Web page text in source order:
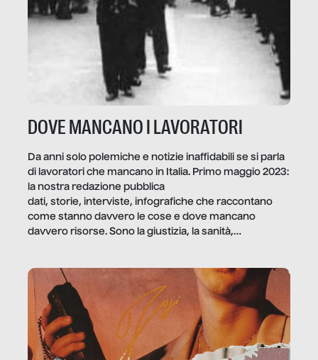
DOVE MANCANO I LAVORATORI
Da anni solo polemiche e notizie inaffidabili se si parla
di lavoratori che mancano in Italia. Primo maggio 2023:
la nostra redazione pubblica
dati, storie, interviste, infografiche che raccontano
come stanno davvero le cose e dove mancano
davvero risorse. Sono la giustizia, la sanità,